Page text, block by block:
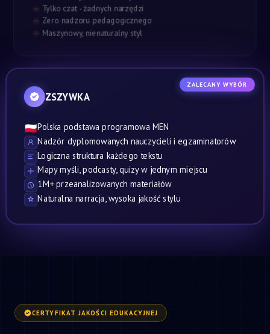
Tylko czat - żadnych narzędzi
Zero nadzoru pedagogicznego
Maszynowy, nienaturalny styl
ZALECANY WYBÓR
ZSZYWKA
🇵🇱Polska podstawa programowa MEN
Nadzór dyplomowanych nauczycieli i egzaminatorów
Logiczna struktura każdego tekstu
Mapy myśli, podcasty, quizy w jednym miejscu
1M+ przeanalizowanych materiałów
Naturalna narracja, wysoka jakość stylu
CERTYFIKAT JAKOŚCI EDUKACYJNEJ